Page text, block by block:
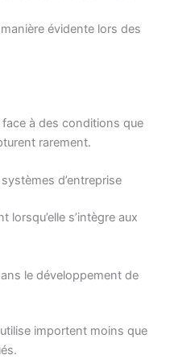
évidente lors des
à des conditions que
rarement.
d’entreprise
lorsqu’elle s’intègre aux
le développement de
utilise importent moins que